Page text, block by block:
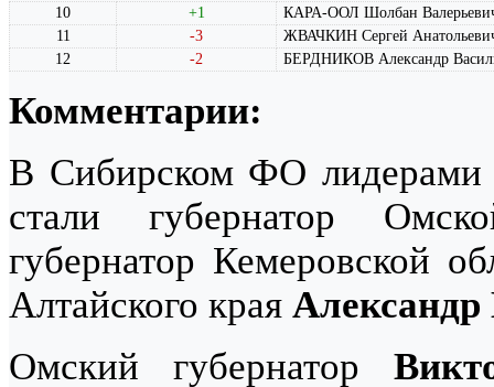
10
+1
КАРА-ООЛ Шолбан
11
-3
ЖВАЧКИН Сергей
12
-2 БЕРДНИКОВ Александр
Комментарии:
В Сибирском ФО лидерами
стали губернатор
губернатор Кемеровской
Алтайского края
Омский губернатор